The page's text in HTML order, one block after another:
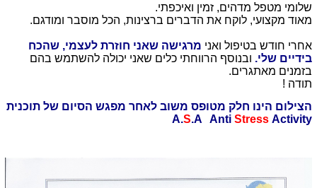
שלומי מטפל מדהים, זמין ואיכפתי.
מאוד מקצועי, לוקח את הדברים ברצינות, הכל מוסבר ומודגם.
אחרי חודש בטיפול ואני מרגישה שאני חוזרת לעצמי, שהכח
בידיים שלי. ובנוסף הרווחתי כלים שאני יכולה להשתמש בהם
בזמנים מאתגרים.
תודה !
הצילום הינו חלק מטופס משוב לאחר מפגש הסיום של תוכנית
A.S.A AntiStress Activity